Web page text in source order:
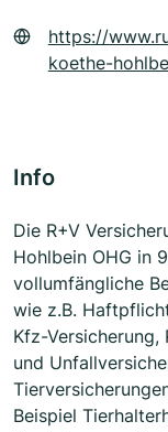
https://
koethe-
Info
Die R+V
Hohlbein OHG in
vollumfängliche
wie z.B.
Kfz-
und
Beispiel